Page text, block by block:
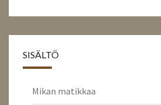
SISÄLTÖ
Mikan matikkaa